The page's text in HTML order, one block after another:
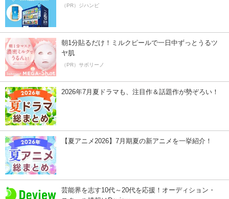
（PR）ジハンピ
朝1分貼るだけ！ミルクピールで一日中ずっとうるツ
ヤ肌
（PR）サボリーノ
2026年7月夏ドラマも、注目作＆話題作が勢ぞろい！
【夏アニメ2026】7月期夏の新アニメを一挙紹介！
芸能界を志す10代～20代を応援！オーディション・